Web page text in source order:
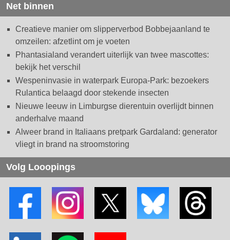
Net binnen
Creatieve manier om slipperverbod Bobbejaanland te
omzeilen: afzetlint om je voeten
Phantasialand verandert uiterlijk van twee mascottes:
bekijk het verschil
Wespeninvasie in waterpark Europa-Park: bezoekers
Rulantica belaagd door stekende insecten
Nieuwe leeuw in Limburgse dierentuin overlijdt binnen
anderhalve maand
Alweer brand in Italiaans pretpark Gardaland: generator
vliegt in brand na stroomstoring
Volg Looopings